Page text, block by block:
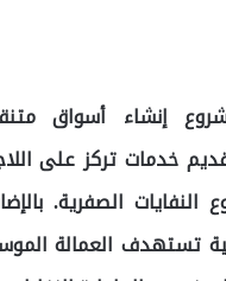
إنشاء أسواق
خدمات تركز على
الصفرية.
تستهدف العمالة